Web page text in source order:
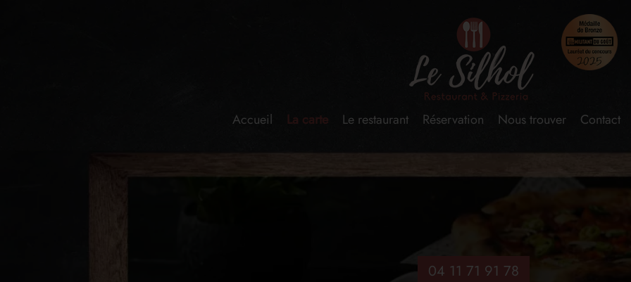
Accueil La carte Le restaurant Réservation Nous trouver Contact
04 11 71 91 78